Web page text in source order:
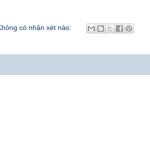
có nhận xét nào: